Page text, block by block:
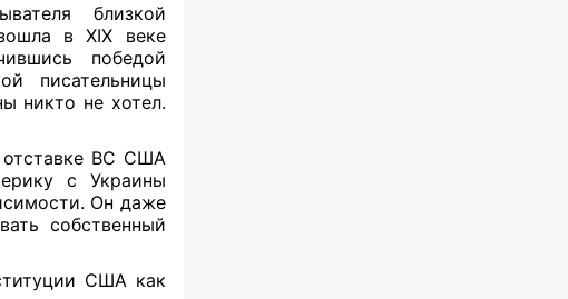
близкой
в XIX веке
победой
писательницы
никто не хотел.
ВС США
с Украины
Он даже
собственный
США как